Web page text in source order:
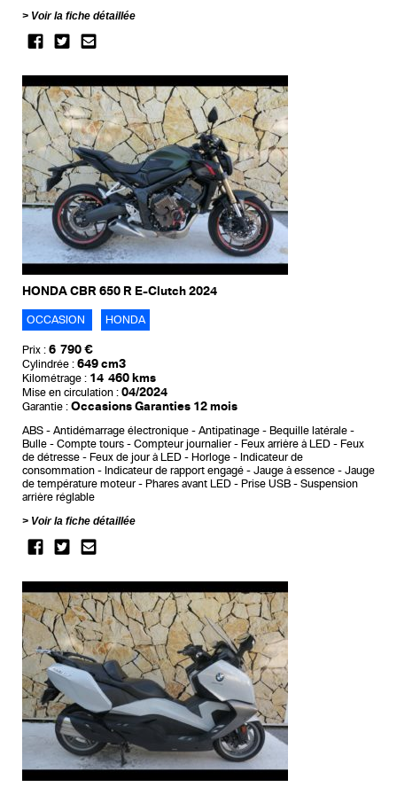
Voir la fiche détaillée
HONDA CBR 650 R E-Clutch 2024
OCCASION HONDA
Prix : 6 790 €
Cylindrée : 649 cm3
Kilométrage : 14 460 kms
Mise en circulation : 04/2024
Garantie : Occasions Garanties 12 mois
ABS Antidémarrage électronique Antipatinage
Bequille latérale
Bulle
Compte tours Compteur journalier Feux arrière à LED
Feux
de détresse
Feux de jour à LED Horloge
Indicateur de
consommation
Indicateur de rapport engagé Jauge à essence
Jauge
de température moteur
Phares avant LED Prise USB
Suspension
arrière réglable
Voir la fiche détaillée